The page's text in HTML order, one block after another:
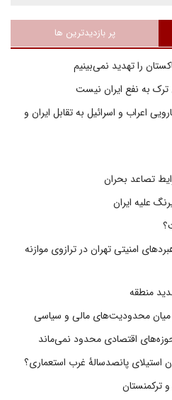
پر بازدیدترین ها
را تهدید نمی‌بینیم
به نفع ایران نیست
اعراب و اسرائیل به تقابل ایران و
تصاعد بحران
علیه ایران
امنیتی تهران در ترازوی موازنه
منطقه
میان محدودیت‌های مالی و سیاسی
اقتصادی محدود نمی‌ماند
استیلای پانصدسالۀ غرب استعماری؟
ترکمنستان